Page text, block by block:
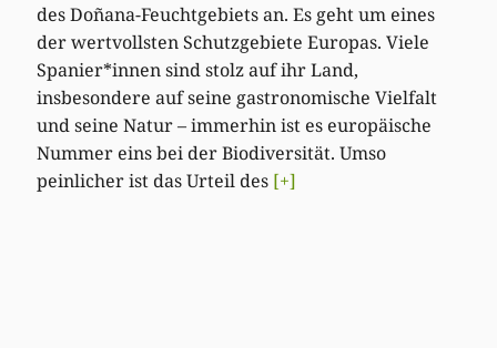
des Doñana-Feuchtgebiets an. Es geht um eines
der wertvollsten Schutzgebiete Europas. Viele
Spanier*innen sind stolz auf ihr Land,
insbesondere auf seine gastronomische Vielfalt
und seine Natur – immerhin ist es europäische
Nummer eins bei der Biodiversität. Umso
peinlicher ist das Urteil des [+]